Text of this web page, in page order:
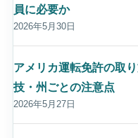
員に必要か
2026年5月30日
アメリカ運転免許の取
技・州ごとの注意点
2026年5月27日